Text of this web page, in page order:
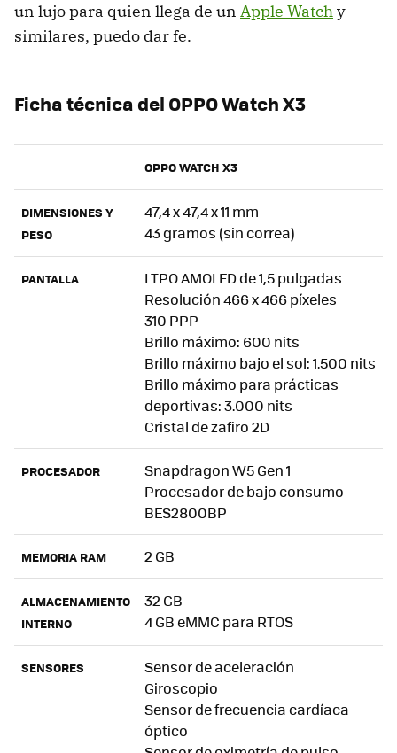
un lujo para quien llega de un Apple Watchy
similares, puedo dar fe.
Ficha técnica del OPPO Watch X3
OPPO WATCH X3
DIMENSIONES Y
PESO
47,4 x 47,4 x 11 mm
43 gramos (sin correa)
PANTALLA
LTPO AMOLED de 1,5 pulgadas
Resolución 466 x 466 píxeles
310 PPP
Brillo máximo: 600 nits
Brillo máximo bajo el sol: 1.500 nits
Brillo máximo para prácticas
deportivas: 3.000 nits
Cristal de zafiro 2D
PROCESADOR
Snapdragon W5 Gen 1
Procesador de bajo consumo
BES2800BP
MEMORIA RAM 2 GB
ALMACENAMIENTO
INTERNO
32 GB
4 GB eMMC para RTOS
SENSORES
Sensor de aceleración
Giroscopio
Sensor de frecuencia cardíaca
óptico